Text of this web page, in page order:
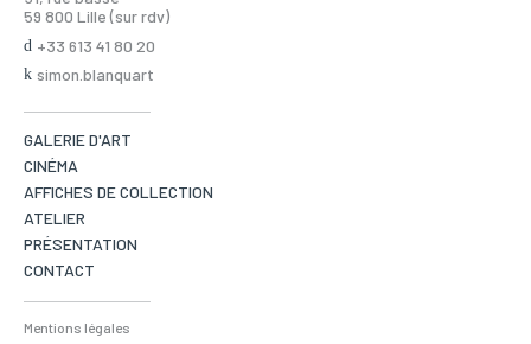
59 800 Lille (sur rdv)
+33 613 41 80 20
simon.blanquart
GALERIE D'ART
CINÉMA
AFFICHES DE COLLECTION
ATELIER
PRÉSENTATION
CONTACT
Mentions légales